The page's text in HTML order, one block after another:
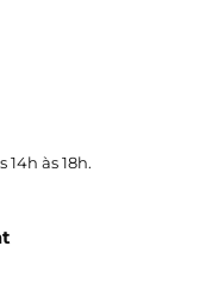
14h às 18h.